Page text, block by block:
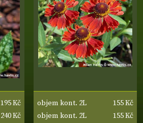
195 Kč
240 Kč
objem kont. 2L
155 Kč
objem kont. 2L
155 Kč